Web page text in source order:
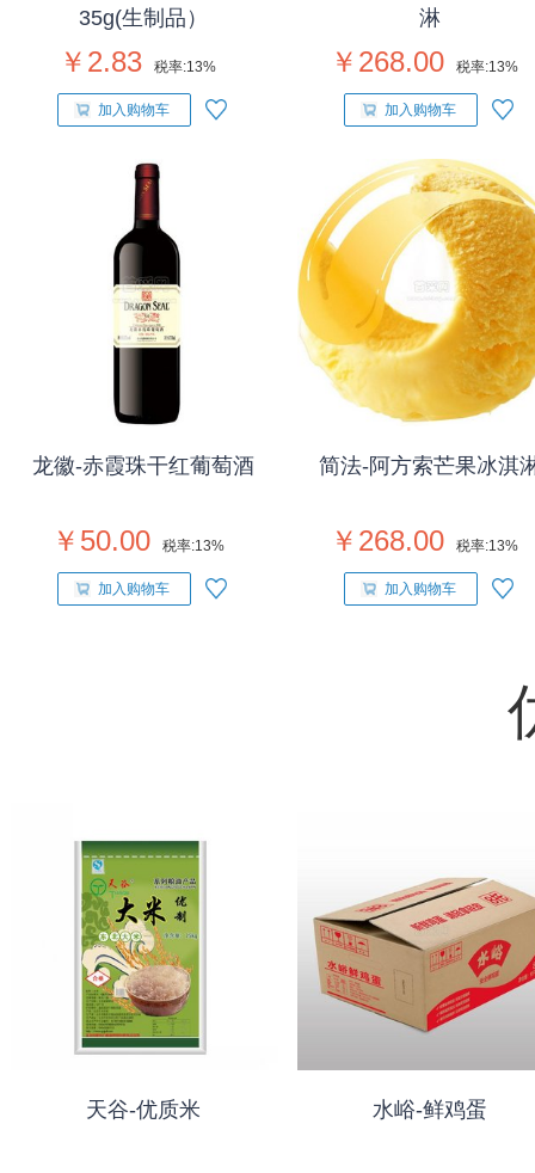
35g(生制品）
￥2.83 税率:13%
加入购物车
淋
￥268.00 税率:13%
加入购物车
龙徽-赤霞珠干红葡萄酒
￥50.00 税率:13%
加入购物车
简法-阿方索芒果冰淇
￥268.00 税率:13%
加入购物车
天谷-优质米 水峪-鲜鸡蛋